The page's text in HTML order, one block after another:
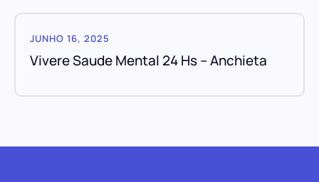
JUNHO 16, 2025
Vivere Saude Mental 24 Hs – Anchieta